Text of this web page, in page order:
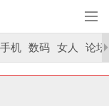
手机 数码 女人 论坛